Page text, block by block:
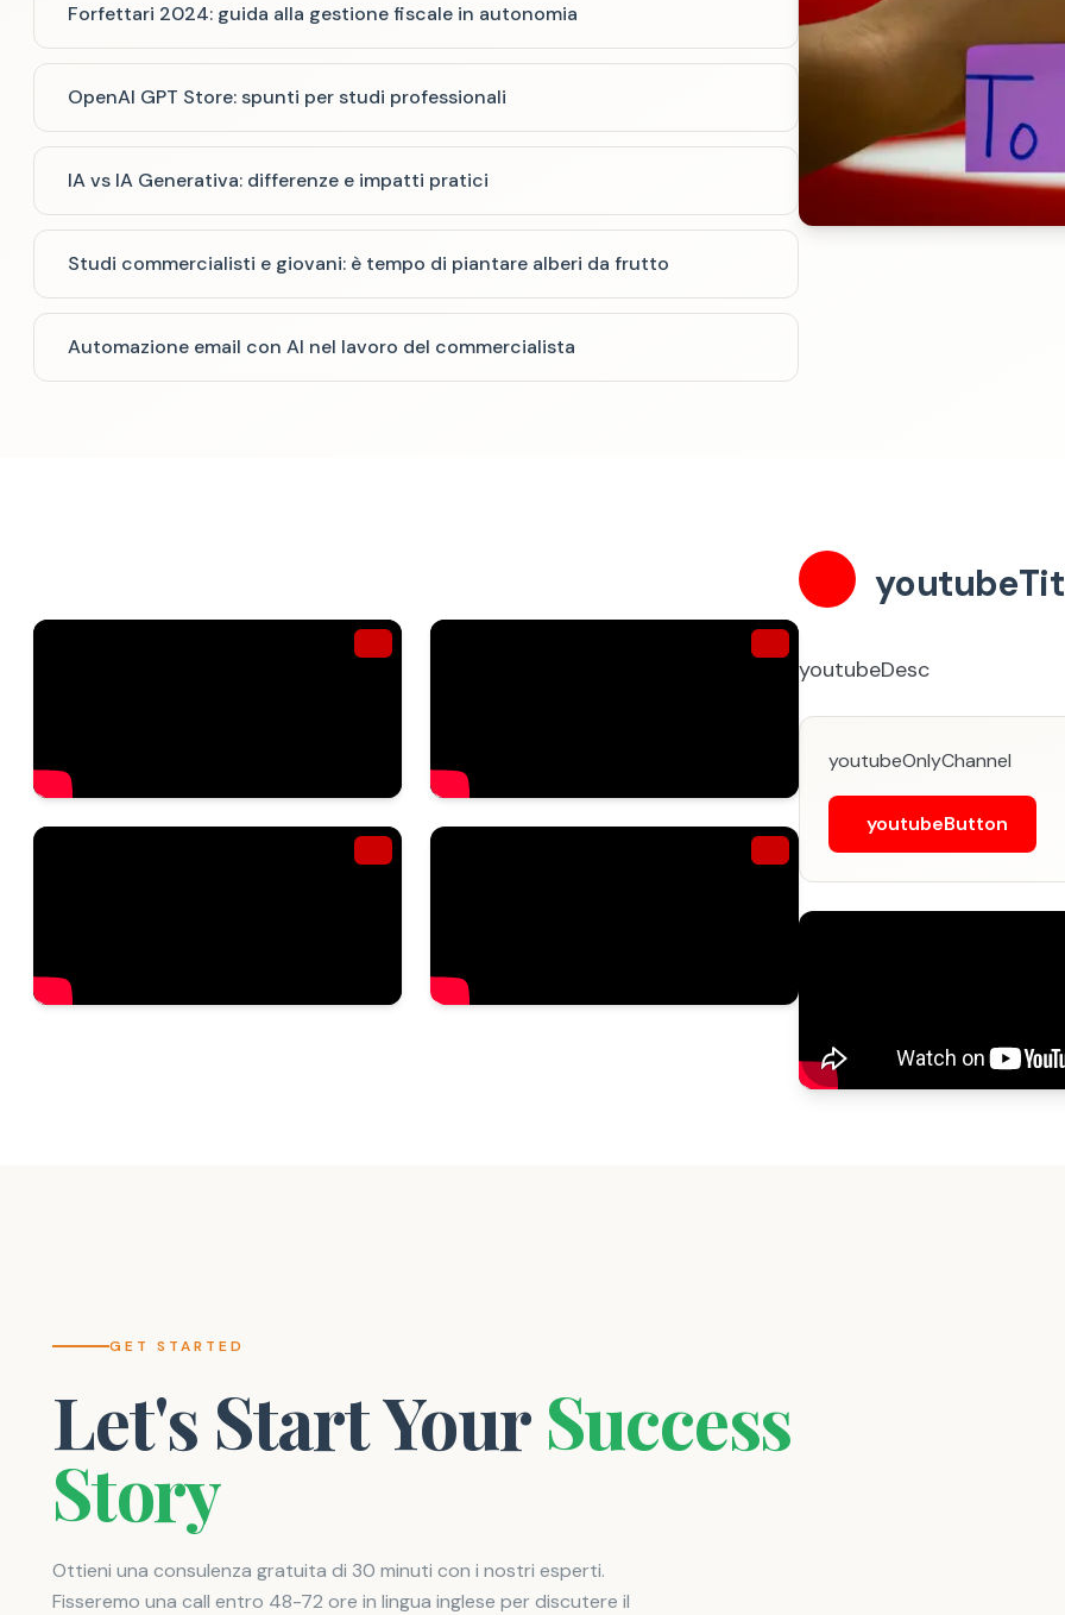
Forfettari 2024: guida alla gestione fiscale in autonomia
OpenAI GPT Store: spunti per studi professionali
IA vs IA Generativa: differenze e impatti pratici
Studi commercialisti e giovani: è tempo di piantare alberi da frutto
Automazione email con AI nel lavoro del commercialista
youtubeDesc
youtubeOnlyChannel
youtubeButton
GET STARTED
Let's Start Your Success
Story
Ottieni una consulenza gratuita di 30 minuti con i nostri esperti.
Fisseremo una call entro 48-72 ore in lingua inglese per discutere il